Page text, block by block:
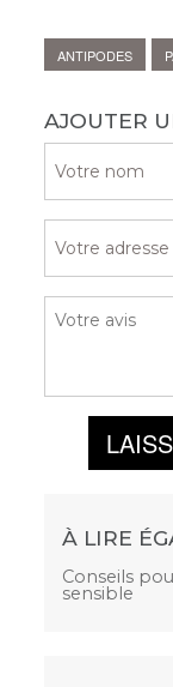
ANTIPODES
AJOUTER
À LIRE
Conseils
sensible